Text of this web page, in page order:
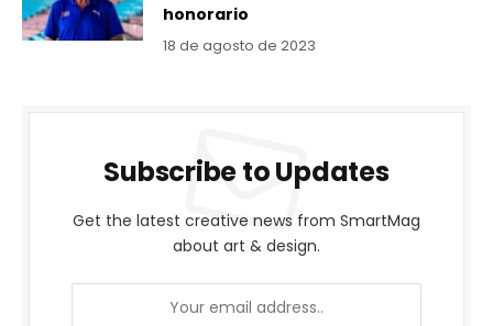
honorario
18 de agosto de 2023
Subscribe to Updates
Get the latest creative news from SmartMag
about art & design.